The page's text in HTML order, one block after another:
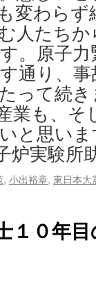
変わら
人たち
。原子
通り、
って続
業も、
と思い
炉実験所
, 小出裕章, 東日本大
１０年